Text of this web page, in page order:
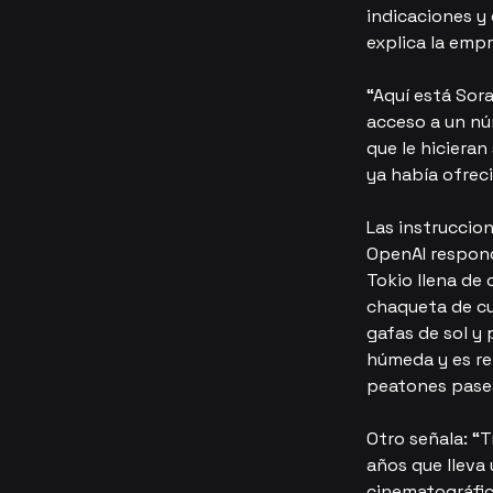
indicaciones
explica la
“Aquí está
acceso a un
que le
ya había
Las
OpenAI
Tokio llena de
chaqueta de
gafas de sol y
húmeda y es
peatones
Otro señala:
años que